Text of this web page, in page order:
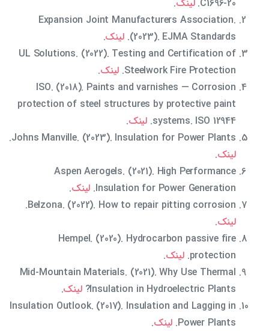
C1696-20. لینک.
Expansion Joint Manufacturers Association.
(2023). EJMA Standards. لینک.
UL Solutions. (2022). Testing and Certification of
Steelwork Fire Protection. لینک.
ISO. (2018). Paints and varnishes — Corrosion
protection of steel structures by protective paint
systems. ISO 12944. لینک.
Johns Manville. (2023). Insulation for Power Plants.
لینک.
Aspen Aerogels. (2021). High Performance
Insulation for Power Generation. لینک.
Belzona. (2022). How to repair pitting corrosion.
لینک.
Hempel. (2020). Hydrocarbon passive fire
protection. لینک.
Mid-Mountain Materials. (2021). Why Use Thermal
Insulation in Hydroelectric Plants? لینک.
Insulation Outlook. (2017). Insulation and Lagging in
Power Plants. لینک.